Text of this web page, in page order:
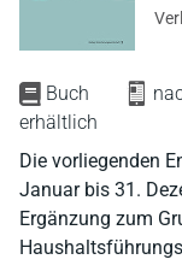
Buch
erhältlich
Die vorliegenden
Januar bis 31.
Ergänzung zum